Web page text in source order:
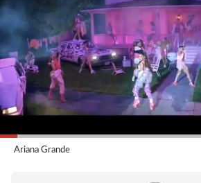
Ariana Grande